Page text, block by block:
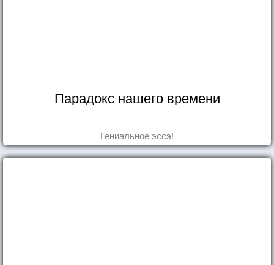
Парадокс нашего времени
Гениальное эссэ!